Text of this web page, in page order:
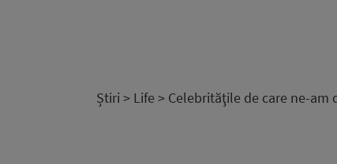
Știri > Life > Celebrităţile de care ne-am